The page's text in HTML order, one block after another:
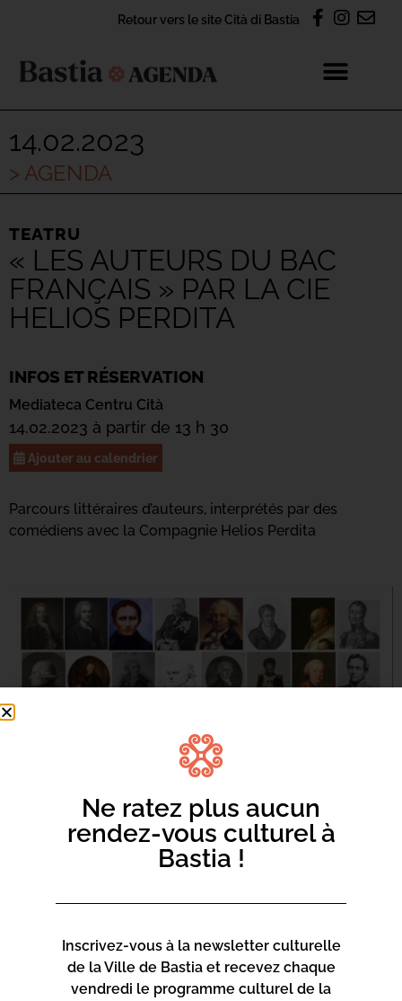
Retour vers le site Cità di Bastia
14.02.2023
> AGENDA
TEATRU
« LES AUTEURS DU BAC
FRANÇAIS » PAR LA CIE
HELIOS PERDITA
INFOS ET RÉSERVATION
Mediateca Centru Cità
14.02.2023 à partir de 13 h 30
Ajouter au calendrier
Parcours littéraires d’auteurs, interprétés par des
comédiens avec la Compagnie Helios Perdita
Ne ratez plus aucun
rendez-vous culturel à
Bastia !
Inscrivez-vous à la newsletter culturelle
de la Ville de Bastia et recevez chaque
vendredi le programme culturel de la